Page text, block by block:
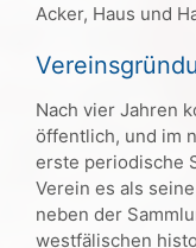
Acker, Haus und
Nach vier Jahren
öffentlich, und im
erste periodische
Verein es als
neben der
westfälischen